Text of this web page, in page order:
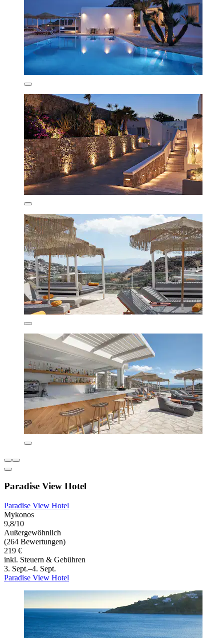
Paradise View Hotel
Paradise View Hotel
Mykonos
9,8/10
Außergewöhnlich
(264 Bewertungen)
219 €
inkl. Steuern & Gebühren
3. Sept.–4. Sept.
Paradise View Hotel